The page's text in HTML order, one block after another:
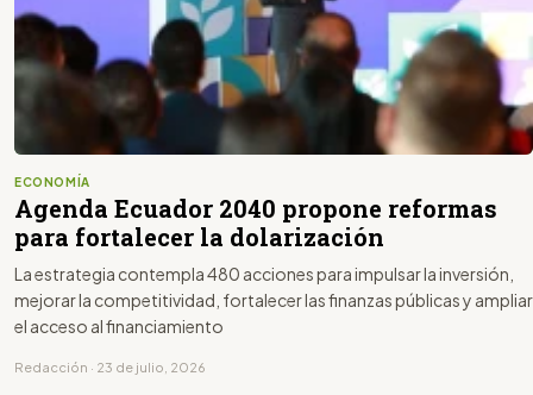
ECONOMÍA
Agenda Ecuador 2040 propone reformas
para fortalecer la dolarización
La estrategia contempla 480 acciones para impulsar la inversión,
mejorar la competitividad, fortalecer las finanzas públicas y ampliar
el acceso al financiamiento
Redacción · 23 de julio, 2026